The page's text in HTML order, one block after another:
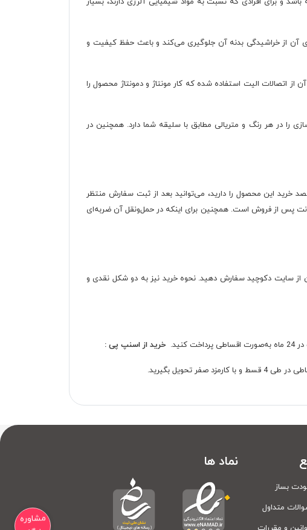
آن از خراشیدگی بدنه آن جلوگیری می‌کند و باعث حفظ کیفیت و
الیت استفاده شده که کار مونتاژ و دمونتاژ محصول را
را در هر رنگ و متریالی مطابق با سلیقه شما دارد. همچنین در
خرید این محصول را دارید، می‌توانید بعد از ثبت سفارش منتظر
دارای 12 ماه گارانتی مختص یراق‌آلات و دو سال ضمانت پس از فروش است. همچنین برای اینکه در حمل‌ونقل آن ضربه‌ای
از سایت دکوچید سفارش دهید. نحوه خرید نیز به دو شکل نقدی و
خرید از اسنپ پی :
بگیرید.
بساز
متداول
نماد ها
مشاوره